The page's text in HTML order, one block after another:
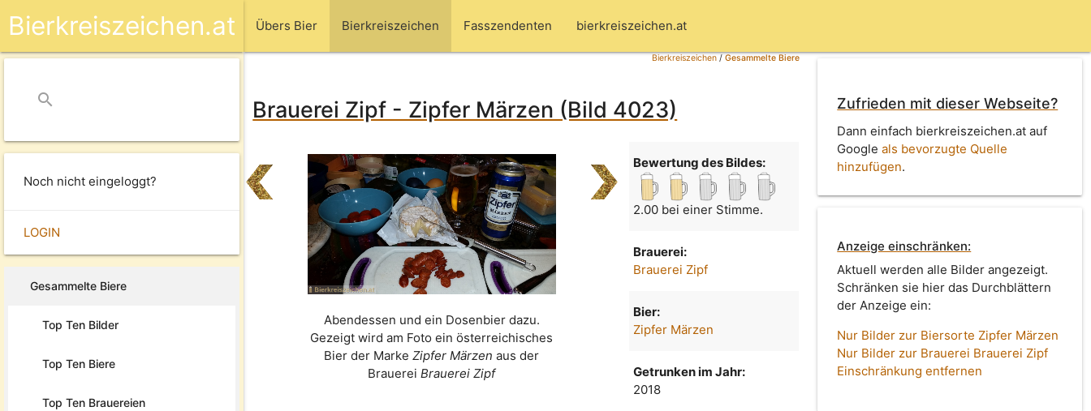
Übers Bier Bierkreiszeichen Fasszendenten bierkreiszeichen.at
Bierkreiszeichen.at
search
Noch nicht eingeloggt?
LOGIN
Gesammelte Biere
Top Ten Bilder
Top Ten Biere
Top Ten Brauereien
Bierkreiszeichen/Gesammelte Biere
Brauerei Zipf - Zipfer Märzen (Bild 4023)
Abendessen und ein Dosenbier dazu.
Gezeigt wird am Foto ein österreichisches
Bier der MarkeZipfer Märzen aus der
BrauereiBrauerei Zipf
Bewertung des Bildes:
2.00 bei einer Stimme.
Brauerei:
Brauerei Zipf
Bier:
Zipfer Märzen
Getrunken im Jahr:
2018
Zufrieden mit dieser Webseite?
Dann einfach bierkreiszeichen.at auf
Googleals bevorzugte Quelle
hinzufügen.
Anzeige einschränken:
Aktuell werden alle Bilder angezeigt.
Schränken sie hier das Durchblättern
der Anzeige ein:
Nur Bilder zur Biersorte Zipfer Märzen
Nur Bilder zur Brauerei Brauerei Zipf
Einschränkung entfernen